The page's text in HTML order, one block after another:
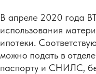
В апреле 2020 года
использования
ипотеки.
можно подать в
паспорту и СНИЛС,